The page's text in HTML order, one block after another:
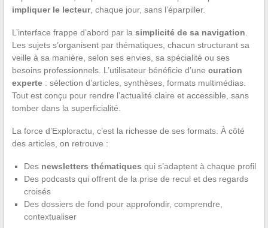
impliquer le lecteur, chaque jour, sans l’éparpiller.
L’interface frappe d’abord par la simplicité de sa navigation
Les sujets s’organisent par thématiques, chacun structurant sa
veille à sa manière, selon ses envies, sa spécialité ou ses
besoins professionnels. L’utilisateur bénéficie d’une curation
experte: sélection d’articles, synthèses, formats multimédias.
Tout est conçu pour rendre l’actualité claire et accessible, sans
tomber dans la superficialité.
La force d’Exploractu, c’est la richesse de ses formats. À côté
des articles, on retrouve :
Des newsletters thématiques qui s’adaptent à chaque profil
Des podcasts qui offrent de la prise de recul et des regards
croisés
Des dossiers de fond pour approfondir, comprendre,
contextualiser